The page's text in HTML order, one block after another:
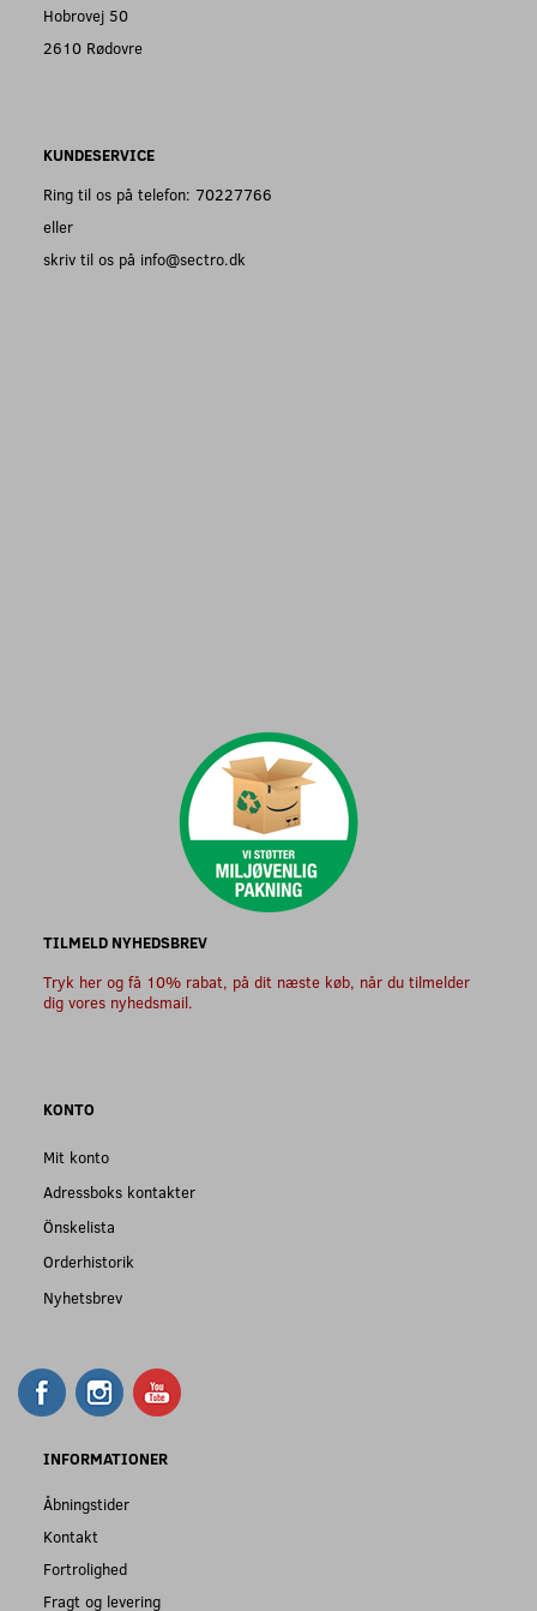
Hobrovej 50
2610 Rødovre
KUNDESERVICE
Ring til os på telefon: 70227766
eller
skriv til os på info@sectro.dk
TILMELD NYHEDSBREV
Tryk her og få 10% rabat, på dit næste køb, når du tilmelder
dig vores nyhedsmail.
KONTO
Mit konto
Adressboks kontakter
Önskelista
Orderhistorik
Nyhetsbrev
INFORMATIONER
Åbningstider
Kontakt
Fortrolighed
Fragt og levering